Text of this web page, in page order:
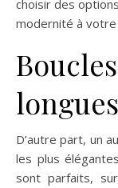
choisir des
modernité à votre
longues
D’autre part, un
les plus
sont parfaits,